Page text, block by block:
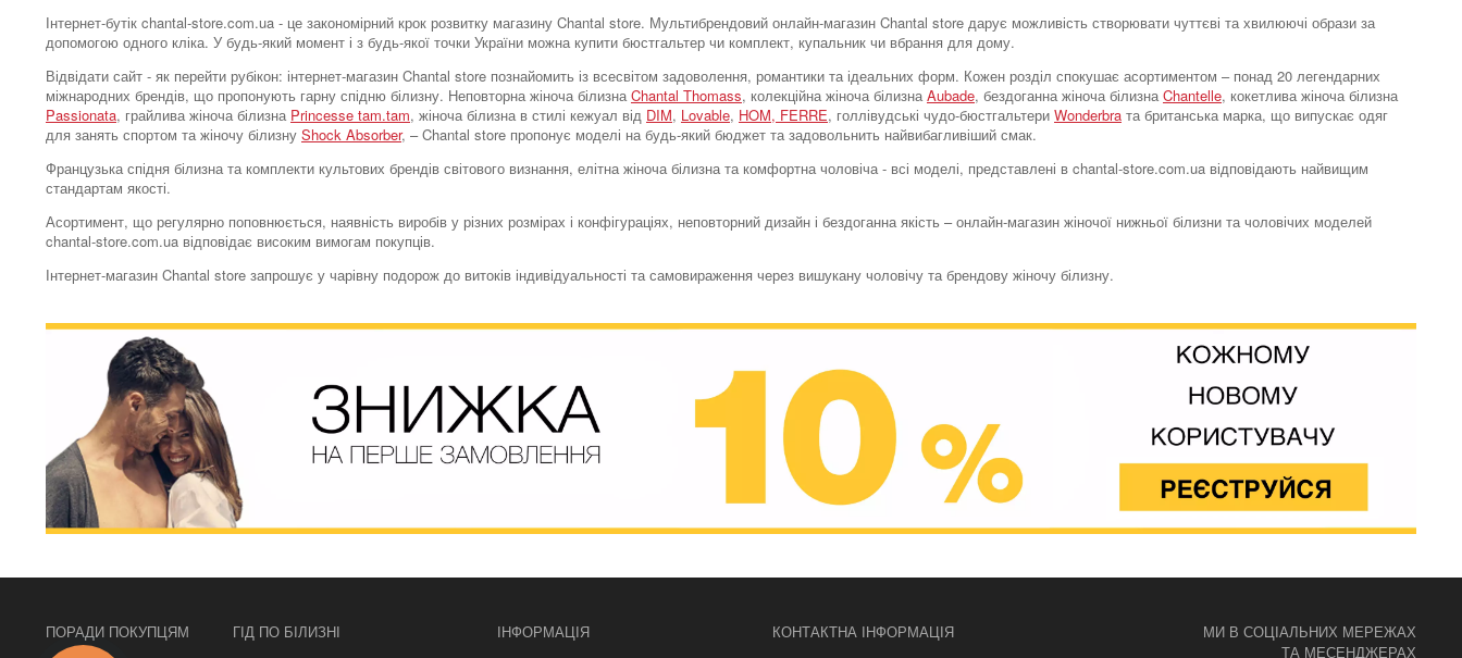
Інтернет-бутік chantal-store.com.ua - це закономірний крок розвитку магазину Chantal store. Мультибрендовий онлайн-магазин Chantal store дарує можливість створювати чуттєві та хвилюючі образи за
допомогою одного кліка. У будь-який момент і з будь-якої точки України можна купити бюстгальтер чи комплект, купальник чи вбрання для дому.
Відвідати сайт - як перейти рубікон: інтернет-магазин Chantal store познайомить із всесвітом задоволення, романтики та ідеальних форм. Кожен розділ спокушає асортиментом – понад 20 легендарних
міжнародних брендів, що пропонують гарну спідню білизну. Неповторна жіноча білизнаChantal Thomass, колекційна жіноча білизнаAubade, бездоганна жіноча білизнаChantelle, кокетлива жіноча білизна
Passionata, грайлива жіноча білизна Princesse tam.tam, жіноча білизна в стилі кежуал від DIM, Lovable, HOM, FERRE, голлівудські чудо-бюстгальтери Wonderbra та британська марка, що випускає одяг
для занять спортом та жіночу білизну Shock Absorber, – Chantal store пропонує моделі на будь-який бюджет та задовольнить найвибагливіший смак.
Французька спідня білизна та комплекти культових брендів світового визнання, елітна жіноча білизна та комфортна чоловіча - всі моделі, представлені в chantal-store.com.ua відповідають найвищим
стандартам якості.
Асортимент, що регулярно поповнюється, наявність виробів у різних розмірах і конфігураціях, неповторний дизайн і бездоганна якість – онлайн-магазин жіночої нижньої білизни та чоловічих моделей
chantal-store.com.ua відповідає високим вимогам покупців.
Інтернет-магазин Chantal store запрошує у чарівну подорож до витоків індивідуальності та самовираження через вишукану чоловічу та брендову жіночу білизну.
ПОРАДИ ПОКУПЦЯМ
ГІД ПО БІЛИЗНІ
ІНФОРМАЦІЯ
КОНТАКТНА ІНФОРМАЦІЯ
МИ В СОЦІАЛЬНИХ МЕРЕЖАХ
ТА МЕСЕНДЖЕРАХ